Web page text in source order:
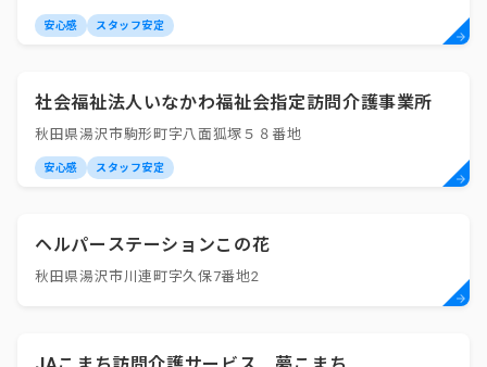
安心感 スタッフ安定
社会福祉法人いなかわ福祉会指定訪問介護事業所
秋田県湯沢市駒形町字八面狐塚５８番地
安心感 スタッフ安定
ヘルパーステーションこの花
秋田県湯沢市川連町字久保7番地2